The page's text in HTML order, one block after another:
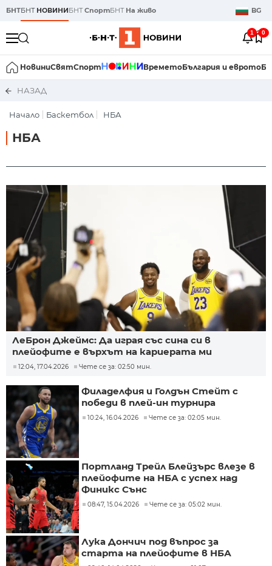
БНТБНТ НОВИНИБНТСпортБНТ На живо BG
1 0
НовиниСвятСпорт ВреметоБългария и еврото
НАЗАД
Начало Баскетбол НБА
НБА
ЛеБрон Джеймс: Да играя със сина си в
плейофите е върхът на кариерата ми
12:04, 17.04.2026 Чете се за: 02:50 мин.
Филаделфия и Голдън Стейт с
победи в плей-ин турнира
10:24, 16.04.2026 Чете се за: 02:05 мин.
Портланд Трейл Блейзърс влезе в
плейофите на НБА с успех над
Финикс Сънс
08:47, 15.04.2026 Чете се за: 05:02 мин.
Лука Дончич под въпрос за
старта на плейофите в НБА